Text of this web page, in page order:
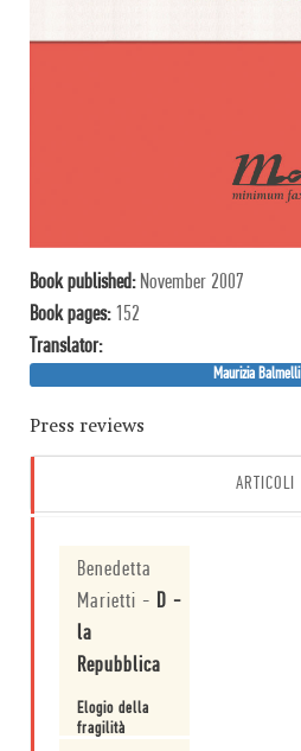
Book published: November 2007
Book pages: 152
Translator:
Maurizia Balmelli
Press reviews
ARTICOLI
Benedetta
Marietti - D -
la
Repubblica
Elogio della
fragilità